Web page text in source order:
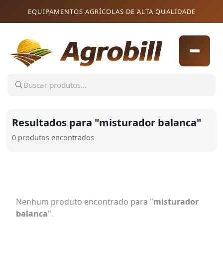
EQUIPAMENTOS AGRÍCOLAS DE ALTA QUALIDADE
Resultados para "misturador balanca"
0 produtos encontrados
Nenhum produto encontrado para "misturador
balanca".